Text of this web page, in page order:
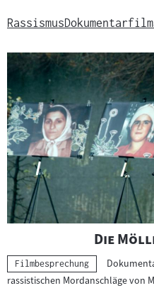
RassismusDokumentarfilm
"
Die
Kategorie:
Filmbesprechung
rassistischen Mordanschläge von